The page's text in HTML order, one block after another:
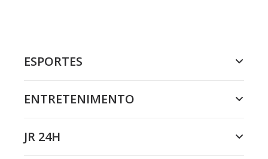
ESPORTES
ENTRETENIMENTO
JR 24H